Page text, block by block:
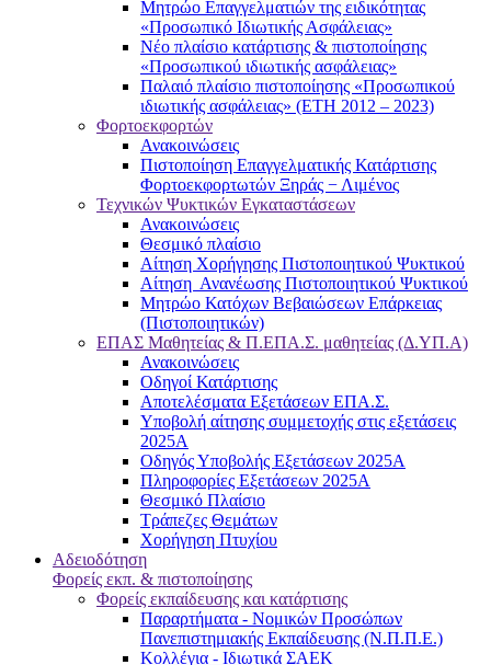
Μητρώο Επαγγελματιών της ειδικότητας
«Προσωπικό Ιδιωτικής Ασφάλειας»
Νέο πλαίσιο κατάρτισης & πιστοποίησης
«Προσωπικού ιδιωτικής ασφάλειας»
Παλαιό πλαίσιο πιστοποίησης «Προσωπικού
ιδιωτικής ασφάλειας» (ΕΤΗ 2012 – 2023)
Φορτοεκφορτών
Ανακοινώσεις
Πιστοποίηση Επαγγελματικής Κατάρτισης
Φορτοεκφορτωτών Ξηράς − Λιμένος
Τεχνικών Ψυκτικών Εγκαταστάσεων
Ανακοινώσεις
Θεσμικό πλαίσιο
Αίτηση Χορήγησης Πιστοποιητικού Ψυκτικού
Αίτηση Ανανέωσης Πιστοποιητικού Ψυκτικού
Μητρώο Κατόχων Βεβαιώσεων Επάρκειας
(Πιστοποιητικών)
ΕΠΑΣ Μαθητείας & Π.ΕΠΑ.Σ. μαθητείας (Δ.ΥΠ.Α)
Ανακοινώσεις
Oδηγοί Κατάρτισης
Αποτελέσματα Εξετάσεων ΕΠΑ.Σ.
Υποβολή αίτησης συμμετοχής στις εξετάσεις
2025Α
Οδηγός Υποβολής Εξετάσεων 2025A
Πληροφορίες Εξετάσεων 2025Α
Θεσμικό Πλαίσιο
Τράπεζες Θεμάτων
Χορήγηση Πτυχίου
Αδειοδότηση
Φορείς εκπ. & πιστοποίησης
Φορείς εκπαίδευσης και κατάρτισης
Παραρτήματα - Νομικών Προσώπων
Πανεπιστημιακής Εκπαίδευσης (Ν.Π.Π.Ε.)
Κολλέγια - Ιδιωτικά ΣΑΕΚ